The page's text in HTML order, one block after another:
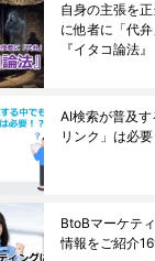
自身の主張を
に他者に「代
『イタコ論法』
AI検索が普及
リンク」は必要
BtoBマーケテ
情報をご紹介